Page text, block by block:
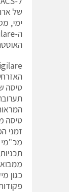
טיסה
זמני
מכ"מי
כגון